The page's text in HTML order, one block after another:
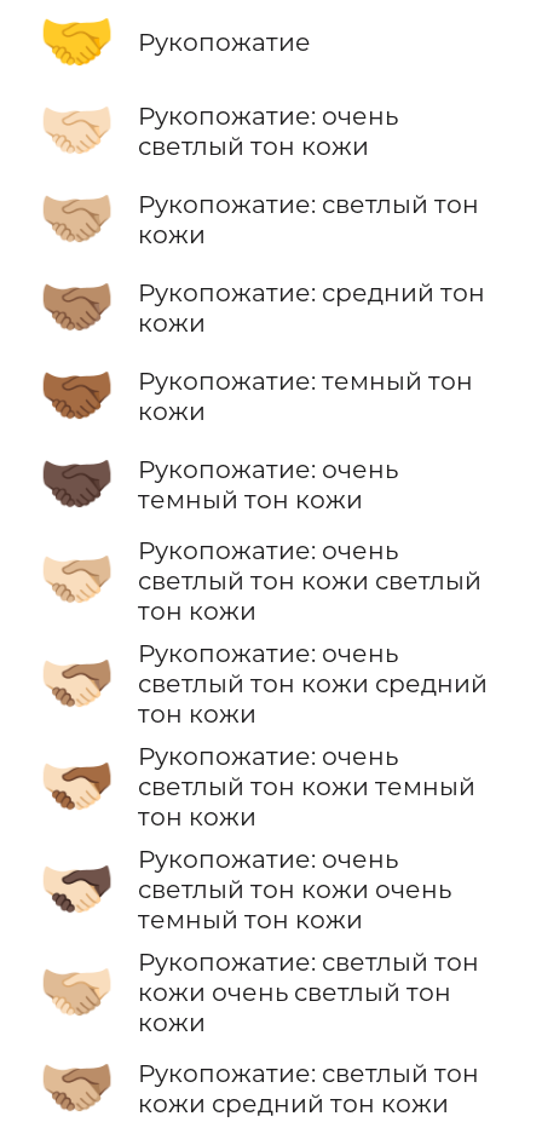
🤝 Рукопожатие
🤝🏻
Рукопожатие: очень
светлый тон кожи
🤝🏼
Рукопожатие: светлый тон
кожи
🤝🏽
Рукопожатие: средний тон
кожи
🤝🏾
Рукопожатие: темный тон
кожи
🤝🏿
Рукопожатие: очень
темный тон кожи
🫱🏻‍🫲🏼
Рукопожатие: очень
светлый тон кожи светлый
тон кожи
🫱🏻‍🫲🏽
Рукопожатие: очень
светлый тон кожи средний
тон кожи
🫱🏻‍🫲🏾
Рукопожатие: очень
светлый тон кожи темный
тон кожи
🫱🏻‍🫲🏿
Рукопожатие: очень
светлый тон кожи очень
темный тон кожи
🫱🏼‍🫲🏻
Рукопожатие: светлый тон
кожи очень светлый тон
кожи
🫱🏼‍🫲🏽
Рукопожатие: светлый тон
кожи средний тон кожи